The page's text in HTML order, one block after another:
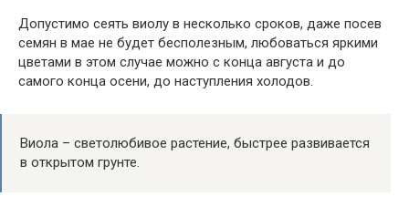
Допустимо сеять виолу в несколько сроков, даже посев
семян в мае не будет бесполезным, любоваться яркими
цветами в этом случае можно с конца августа и до
самого конца осени, до наступления холодов.
Виола – светолюбивое растение, быстрее развивается
в открытом грунте.